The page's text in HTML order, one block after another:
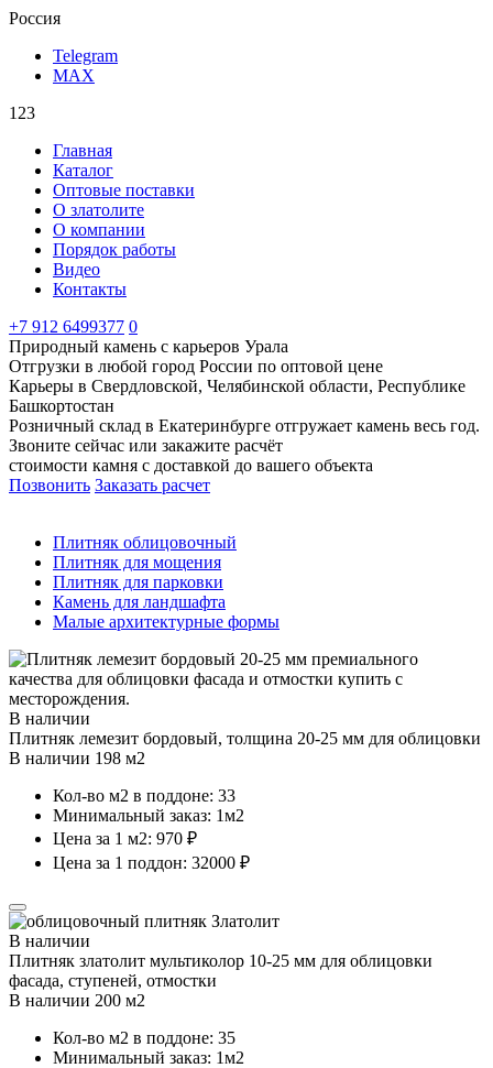
Россия
Telegram
MAX
123
Главная
Каталог
Оптовые поставки
О златолите
О компании
Порядок работы
Видео
Контакты
‪+7 912 6499377‬ 0
Природный камень с карьеров Урала
Отгрузки в любой город России по оптовой цене
Карьеры в Свердловской, Челябинской области, Республике
Башкортостан
Розничный склад в Екатеринбурге отгружает камень весь год.
Звоните сейчас или закажите расчёт
стоимости камня с доставкой до вашего объекта
Позвонить Заказать расчет
Плитняк облицовочный
Плитняк для мощения
Плитняк для парковки
Камень для ландшафта
Малые архитектурные формы
В наличии
Плитняк лемезит бордовый, толщина 20-25 мм для облицовки
В наличии 198 м2
Кол-во м2 в поддоне: 33
Минимальный заказ: 1м2
Цена за 1 м2: 970 ₽
Цена за 1 поддон: 32000 ₽
В наличии
Плитняк златолит мультиколор 10-25 мм для облицовки
фасада, ступеней, отмостки
В наличии 200 м2
Кол-во м2 в поддоне: 35
Минимальный заказ: 1м2